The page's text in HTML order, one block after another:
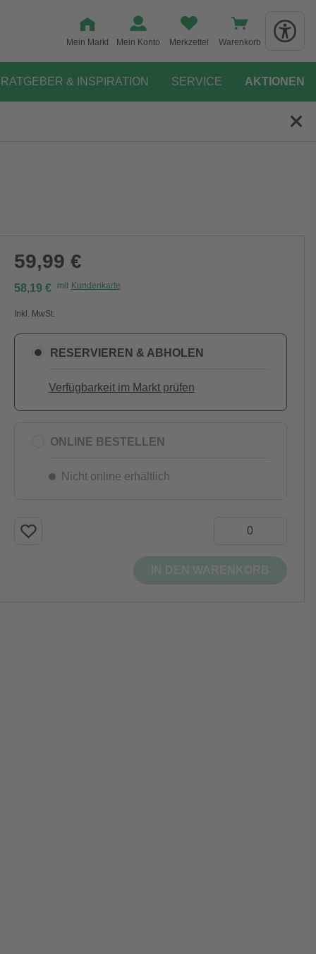
Mein Markt Mein Konto Merkzettel Warenkorb
RATGEBER & INSPIRATION SERVICE AKTIONEN
59,99 €
58,19 € mit Kundenkarte
Inkl. MwSt.
RESERVIEREN & ABHOLEN
Verfügbarkeit im Markt prüfen
ONLINE BESTELLEN
Nicht online erhältlich